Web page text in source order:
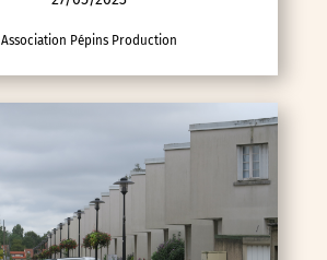
Association Pépins Production